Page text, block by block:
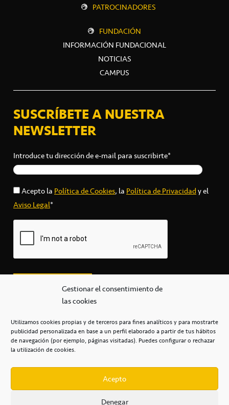
Gestionar el consentimiento de
las cookies
Utilizamos cookies propias y de terceros para fines analíticos y para mostrarte
publicidad personalizada en base a un perfil elaborado a partir de tus hábitos
de navegación (por ejemplo, páginas visitadas). Puedes configurar o rechazar
la utilización de cookies.
Acepto
Denegar
PATROCINADORES
FUNDACIÓN
INFORMACIÓN FUNDACIONAL
NOTICIAS
CAMPUS
SUSCRÍBETE A NUESTRA
NEWSLETTER
Introduce tu dirección de e-mail para suscribirte*
Acepto laPolítica de Cookies, laPolítica de Privacidady el
Aviso Legal*
secretaria@cbcanarias.es
+34 922 253 684
Casa del Deporte / 38108 – La Laguna